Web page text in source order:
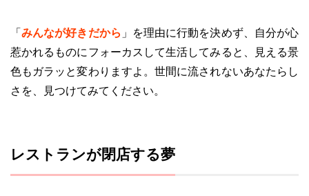
「みんなが好きだから 」を理由に行動を決めず、自分が心
惹かれるものにフォーカスして生活してみると、見える景
色もガラッと変わりますよ。世間に流されないあなたらし
さを、見つけてみてください。
レストランが閉店する夢